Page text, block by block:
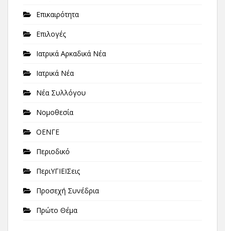
Επικαιρότητα
Επιλογές
Ιατρικά Αρκαδικά Νέα
Ιατρικά Νέα
Νέα Συλλόγου
Νομοθεσία
ΟΕΝΓΕ
Περιοδικό
ΠεριΥΓΙΕΙΣεις
Προσεχή Συνέδρια
Πρώτο Θέμα